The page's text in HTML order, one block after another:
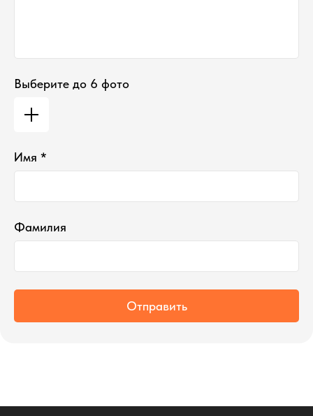
Выберите до 6 фото
Имя *
Фамилия
Отправить